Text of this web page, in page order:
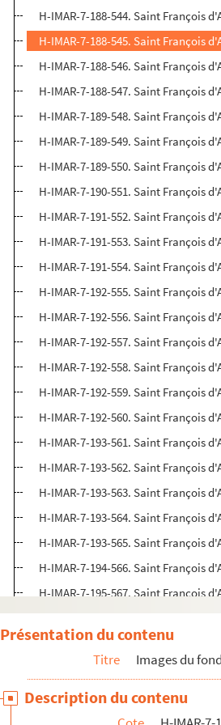
H-IMAR-7-188-544. Saint François
H-IMAR-7-188-545. Saint François
H-IMAR-7-188-546. Saint François
H-IMAR-7-188-547. Saint François
H-IMAR-7-189-548. Saint François
H-IMAR-7-189-549. Saint François
H-IMAR-7-189-550. Saint François
H-IMAR-7-190-551. Saint François
H-IMAR-7-191-552. Saint François
H-IMAR-7-191-553. Saint François
H-IMAR-7-191-554. Saint François
H-IMAR-7-192-555. Saint François
H-IMAR-7-192-556. Saint François
H-IMAR-7-192-557. Saint François
H-IMAR-7-192-558. Saint François
H-IMAR-7-192-559. Saint François
H-IMAR-7-192-560. Saint François
H-IMAR-7-193-561. Saint François
H-IMAR-7-193-562. Saint François
H-IMAR-7-193-563. Saint François
H-IMAR-7-193-564. Saint François
H-IMAR-7-193-565. Saint François
H-IMAR-7-194-566. Saint François
H-IMAR-7-195-567. Saint François
H-IMAR-7-196-568. Saint François
H-IMAR-7-197-569. Saint François
H-IMAR-7-197-570. Saint François
H-IMAR-7-197-571. Saint François
H-IMAR-7-197-572. Saint François
Présentation du contenu
Titre Images du
Description du contenu